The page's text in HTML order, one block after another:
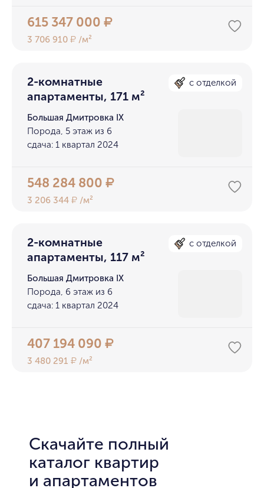
615 347 000₽
3 706 910₽ /м²
2-комнатные
апартаменты, 171 м²
с отделкой
Большая Дмитровка IX
Порода, 5 этаж из 6
сдача: 1 квартал 2024
548 284 800₽
3 206 344₽ /м²
2-комнатные
апартаменты, 117 м²
с отделкой
Большая Дмитровка IX
Порода, 6 этаж из 6
сдача: 1 квартал 2024
407 194 090₽
3 480 291₽ /м²
Скачайте полный
каталог квартир
и апартаментов